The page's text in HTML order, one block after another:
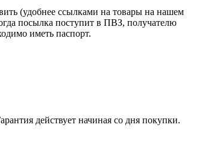
(удобнее ссылками на товары на нашем
посылка поступит в ПВЗ, получателю
иметь паспорт.
действует начиная со дня покупки.